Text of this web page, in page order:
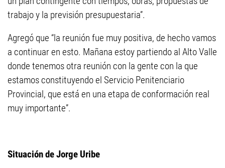
trabajo y la previsión presupuestaria”.
Agregó que “la reunión fue muy positiva, de hecho vamos
a continuar en esto. Mañana estoy partiendo al Alto Valle
donde tenemos otra reunión con la gente con la que
estamos constituyendo el Servicio Penitenciario
Provincial, que está en una etapa de conformación real
muy importante”.
Situación de Jorge Uribe